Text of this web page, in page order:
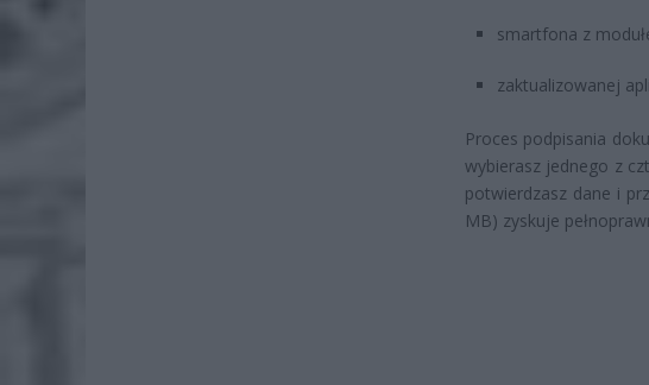
smartfona z
zaktualizowanej
Proces podpisania
wybierasz jednego z
potwierdzasz dane i
MB) zyskuje